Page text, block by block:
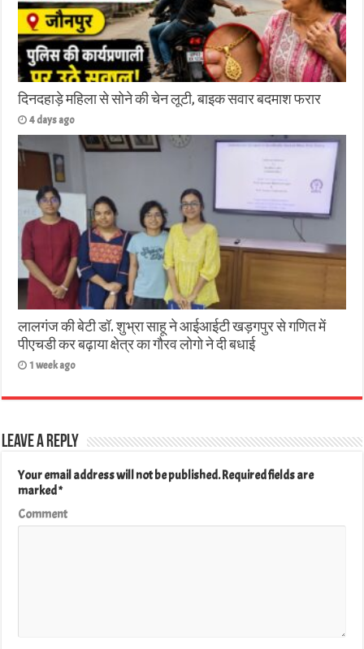
दिनदहाड़े महिला से सोने की चेन लूटी, बाइक सवार बदमाश फरार
4 days ago
लालगंज की बेटी डॉ. शुभ्रा साहू ने आईआईटी खड़गपुर से गणित में
पीएचडी कर बढ़ाया क्षेत्र का गौरव लोगो ने दी बधाई
1 week ago
Leave a Reply
Your email address will not be published.Required fields are
marked*
Comment